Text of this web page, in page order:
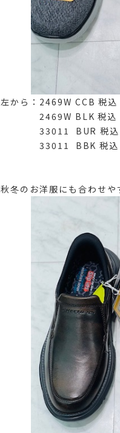
左から：2469W CCB 税
2469W BLK 税込
33011 BUR 税込
33011 BBK 税込
秋冬のお洋服にも合わせ